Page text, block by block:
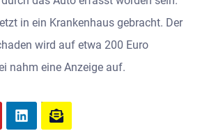
in ein Krankenhaus gebracht. Der
wird auf etwa 200 Euro
nahm eine Anzeige auf.